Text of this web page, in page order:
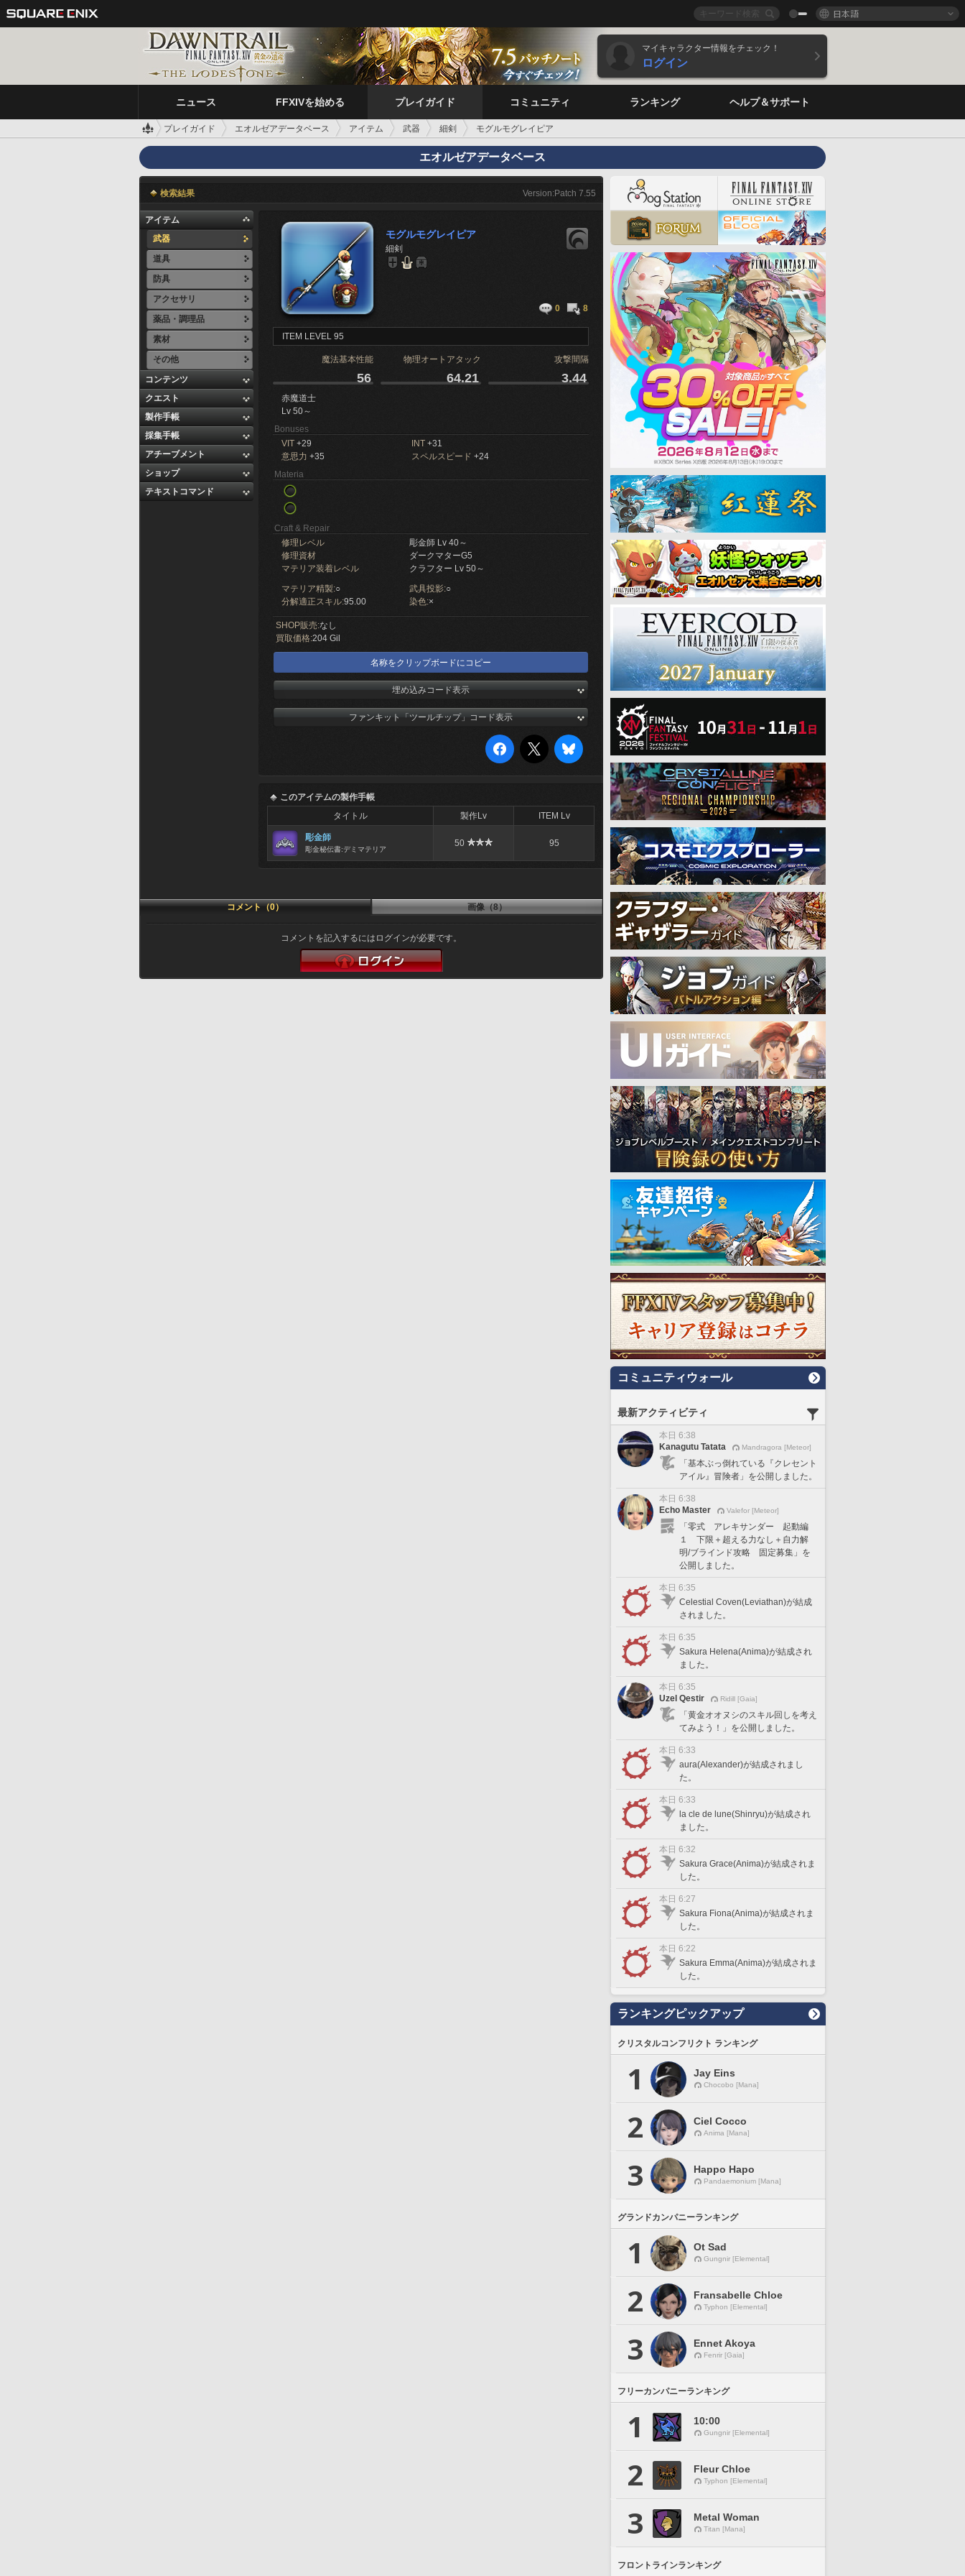
日本語
マイキャラクター情報をチェック！
ログイン
ニュース FFXIVを始める プレイガイド コミュニティ ランキング ヘルプ＆サポート
プレイガイド エオルゼアデータベース アイテム 武器 細剣 モグルモグレイピア
エオルゼアデータベース
検索結果 Version:Patch 7.55
アイテム
武器
道具
防具
アクセサリ
薬品・調理品
素材
その他
コンテンツ
クエスト
製作手帳
採集手帳
アチーブメント
ショップ
テキストコマンド
モグルモグレイピア
細剣
0 8
ITEM LEVEL 95
魔法基本性能 物理オートアタック 攻撃間隔
56 64.21 3.44
赤魔道士
Lv 50～
Bonuses
VIT +29 INT +31
意思力 +35 スペルスピード +24
Materia
Craft & Repair
修理レベル
彫金師 Lv 40～
修理資材
ダークマターG5
マテリア装着レベル
クラフター Lv 50～
マテリア精製:○ 武具投影:○
分解適正スキル:95.00 染色:×
SHOP販売:なし
買取価格:204 Gil
名称をクリップボードにコピー
埋め込みコード表示
ファンキット「ツールチップ」コード表示
このアイテムの製作手帳
タイトル
製作Lv ITEM Lv
彫金師
彫金秘伝書:デミマテリア
50 95
コメント（0） 画像（8）
コメントを記入するにはログインが必要です。
コミュニティウォール
最新アクティビティ
本日 6:38
Kanagutu Tatata
Mandragora [Meteor]
「基本ぶっ倒れている『クレセント
アイル』冒険者」を公開しました。
本日 6:38
Echo Master
Valefor [Meteor]
「零式 アレキサンダー 起動編
１ 下限＋超える力なし＋自力解
明/ブラインド攻略 固定募集」を
公開しました。
本日 6:35
Celestial Coven(Leviathan)が結成
されました。
本日 6:35
Sakura Helena(Anima)が結成され
ました。
本日 6:35
Uzel Qestir
Ridill [Gaia]
「黄金オオヌシのスキル回しを考え
てみよう！」を公開しました。
本日 6:33
aura(Alexander)が結成されまし
た。
本日 6:33
la cle de lune(Shinryu)が結成され
ました。
本日 6:32
Sakura Grace(Anima)が結成されま
した。
本日 6:27
Sakura Fiona(Anima)が結成されま
した。
本日 6:22
Sakura Emma(Anima)が結成されま
した。
ランキングピックアップ
クリスタルコンフリクト ランキング
1 Jay Eins
Chocobo [Mana]
2 Ciel Cocco
Anima [Mana]
3 Happo Hapo
Pandaemonium [Mana]
グランドカンパニーランキング
1 Ot Sad
Gungnir [Elemental]
2 Fransabelle Chloe
Typhon [Elemental]
3 Ennet Akoya
Fenrir [Gaia]
フリーカンパニーランキング
1 10:00
Gungnir [Elemental]
2 Fleur Chloe
Typhon [Elemental]
3 Metal Woman
Titan [Mana]
フロントラインランキング